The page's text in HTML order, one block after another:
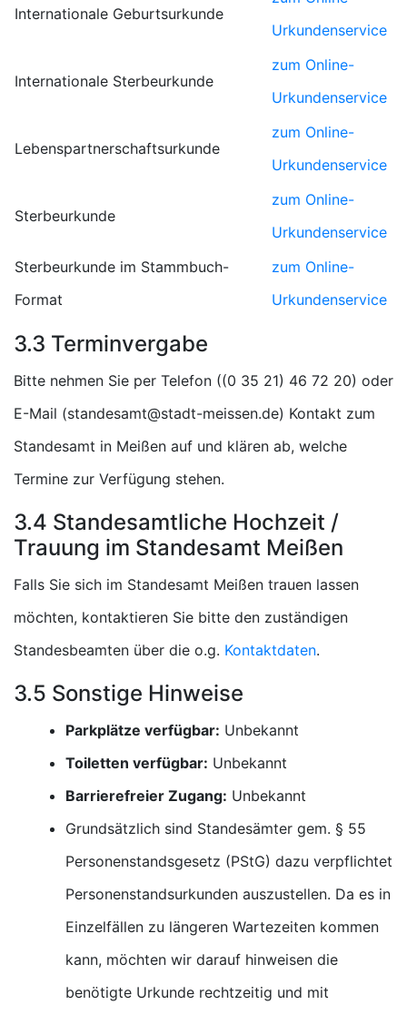
Internationale Geburtsurkunde
Urkundenservice
Internationale Sterbeurkunde
zum Online-
Urkundenservice
Lebenspartnerschaftsurkunde
zum Online-
Urkundenservice
Sterbeurkunde
zum Online-
Urkundenservice
Sterbeurkunde im Stammbuch-
Format
zum Online-
Urkundenservice
3.3 Terminvergabe
Bitte nehmen Sie per Telefon (
) oder
E-Mail (
) Kontakt zum
Standesamt in Meißen auf und klären ab, welche
Termine zur Verfügung stehen.
3.4 Standesamtliche Hochzeit /
Trauung im Standesamt Meißen
Falls Sie sich im Standesamt Meißen trauen lassen
möchten, kontaktieren Sie bitte den zuständigen
Standesbeamten über die o.g. Kontaktdaten.
3.5 Sonstige Hinweise
Parkplätze verfügbar: Unbekannt
Toiletten verfügbar: Unbekannt
Barrierefreier Zugang: Unbekannt
Grundsätzlich sind Standesämter gem. § 55
Personenstandsgesetz (PStG) dazu verpflichtet
Personenstandsurkunden auszustellen. Da es in
Einzelfällen zu längeren Wartezeiten kommen
kann, möchten wir darauf hinweisen die
benötigte Urkunde rechtzeitig und mit